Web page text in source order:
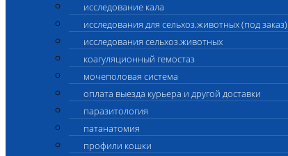
исследование кала
исследования для сельхоз.животных (под заказ)
исследования сельхоз.животных
коагуляционный гемостаз
мочеполовая система
оплата выезда курьера и другой доставки
паразитология
патанатомия
профили кошки